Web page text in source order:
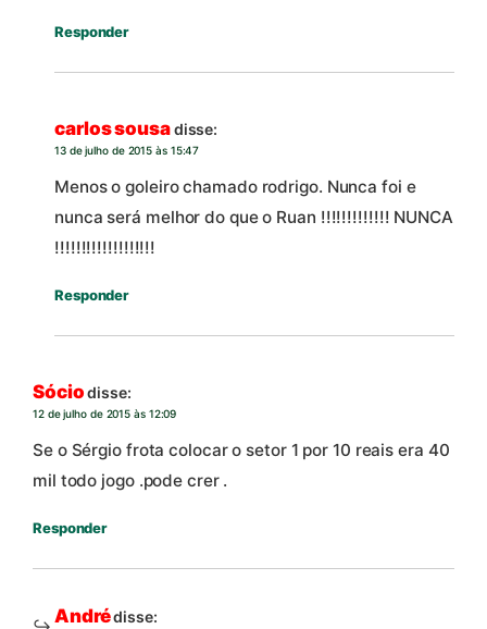
Responder
carlos sousadisse:
13 de julho de 2015 às 15:47
Menos o goleiro chamado rodrigo. Nunca foi e
nunca será melhor do que o Ruan !!!!!!!!!!!!! NUNCA
!!!!!!!!!!!!!!!!!!!
Responder
Sócio disse:
12 de julho de 2015 às 12:09
Se o Sérgio frota colocar o setor 1 por 10 reais era 40
mil todo jogo .pode crer .
Responder
Andrédisse: